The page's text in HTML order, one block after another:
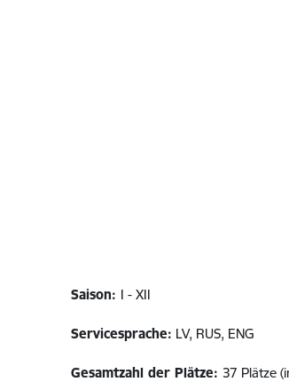
Saison: I - XII
Servicesprache: LV, RUS, ENG
Gesamtzahl der Plätze: 37 Plätze